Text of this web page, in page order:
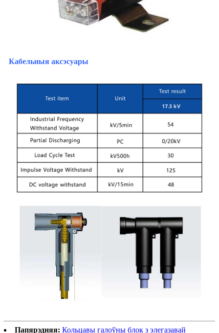
Кабельныя аксэсуары
Папярэдняя: Кольцавы галоўны блок з элегазавай